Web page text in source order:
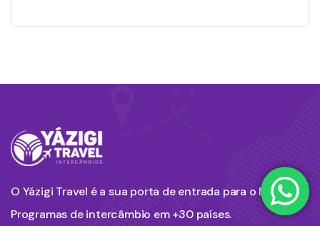
O Yázigi Travel é a sua porta de entrada para o Mundo.
Programas de intercâmbio em +30 países.